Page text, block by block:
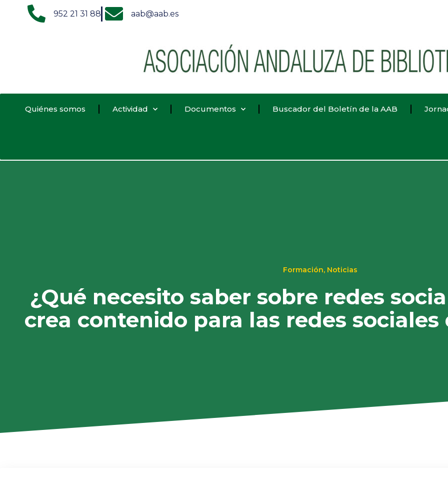
952 21 31 88 aab@aab.es
Quiénes somos Actividad Documentos Buscador del Boletín de la AAB
Formación, Noticias
¿Qué necesito saber sobre redes
crea contenido para las redes